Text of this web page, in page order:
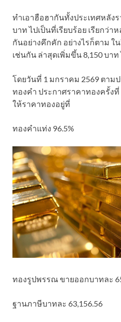
ทำเอาฮือฮากันทั้งประเทศหลัง
บาท ไปเป็นที่เรียบร้อย เรียกว่
กันอย่างคึกคัก อย่างไรก็ตาม ใ
เช่นกัน ล่าสุดเพิ่มขึ้น 8,150 บาท
โดยวันที่ 1 มกราคม 2569 ตาม
ทองคำ ประกาศราคาทองครั้งที่
ให้ราคาทองอยู่ที่
ทองคำแท่ง 96.5%
ทองรูปพรรณ ขายออกบาทละ
ฐานภาษีบาทละ 63,156.56